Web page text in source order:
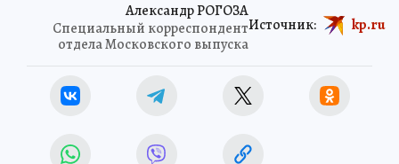
Александр РОГОЗА
Специальный корреспондент
отдела Московского выпуска
Источник: kp.ru